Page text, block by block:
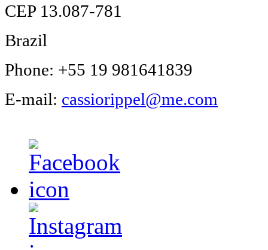
CEP 13.087-781
Brazil
Phone: +55 19 981641839
E-mail: cassiorippel@me.com